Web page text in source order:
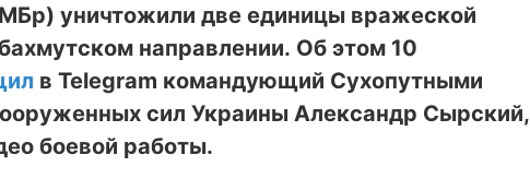
уничтожили две единицы вражеской
направлении. Об этом 10
в Telegram командующий Сухопутными
сил Украины Александр Сырский,
боевой работы.